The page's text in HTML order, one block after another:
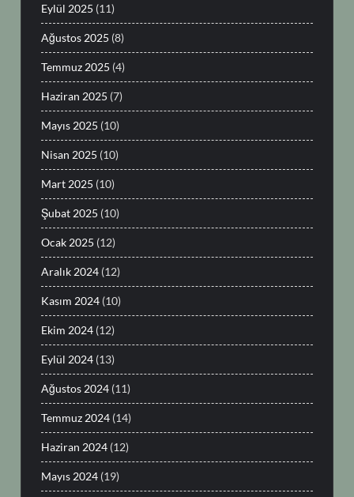
Eylül 2025 (11)
Ağustos 2025 (8)
Temmuz 2025 (4)
Haziran 2025 (7)
Mayıs 2025 (10)
Nisan 2025 (10)
Mart 2025 (10)
Şubat 2025 (10)
Ocak 2025 (12)
Aralık 2024 (12)
Kasım 2024 (10)
Ekim 2024 (12)
Eylül 2024 (13)
Ağustos 2024 (11)
Temmuz 2024 (14)
Haziran 2024 (12)
Mayıs 2024 (19)